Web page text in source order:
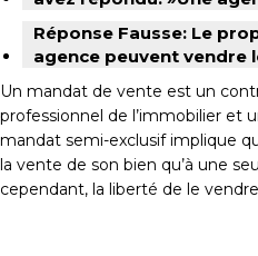
Réponse Fausse: Le
agence peuvent vendre
Un mandat de vente est un
professionnel de l’immobilier et
mandat semi-exclusif implique
la vente de son bien qu’à une
cependant, la liberté de le